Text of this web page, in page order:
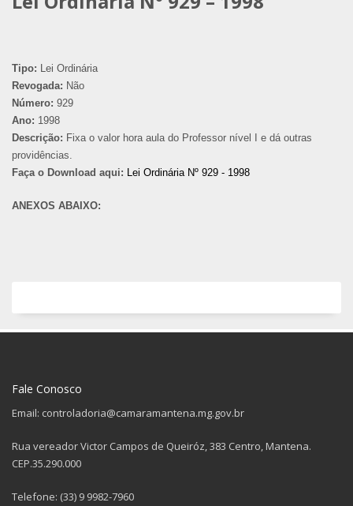
Tipo: Lei Ordinária
Revogada: Não
Número: 929
Ano: 1998
Descrição: Fixa o valor hora aula do Professor nível I e dá outras
providências.
Faça o Download aqui: Lei Ordinária Nº 929 - 1998
ANEXOS ABAIXO:
Fale Conosco
Email: controladoria@camaramantena.mg.gov.br
Rua vereador Victor Campos de Queiróz, 383 Centro, Mantena.
CEP.35.290.000
Telefone: (33) 9 9982-7960